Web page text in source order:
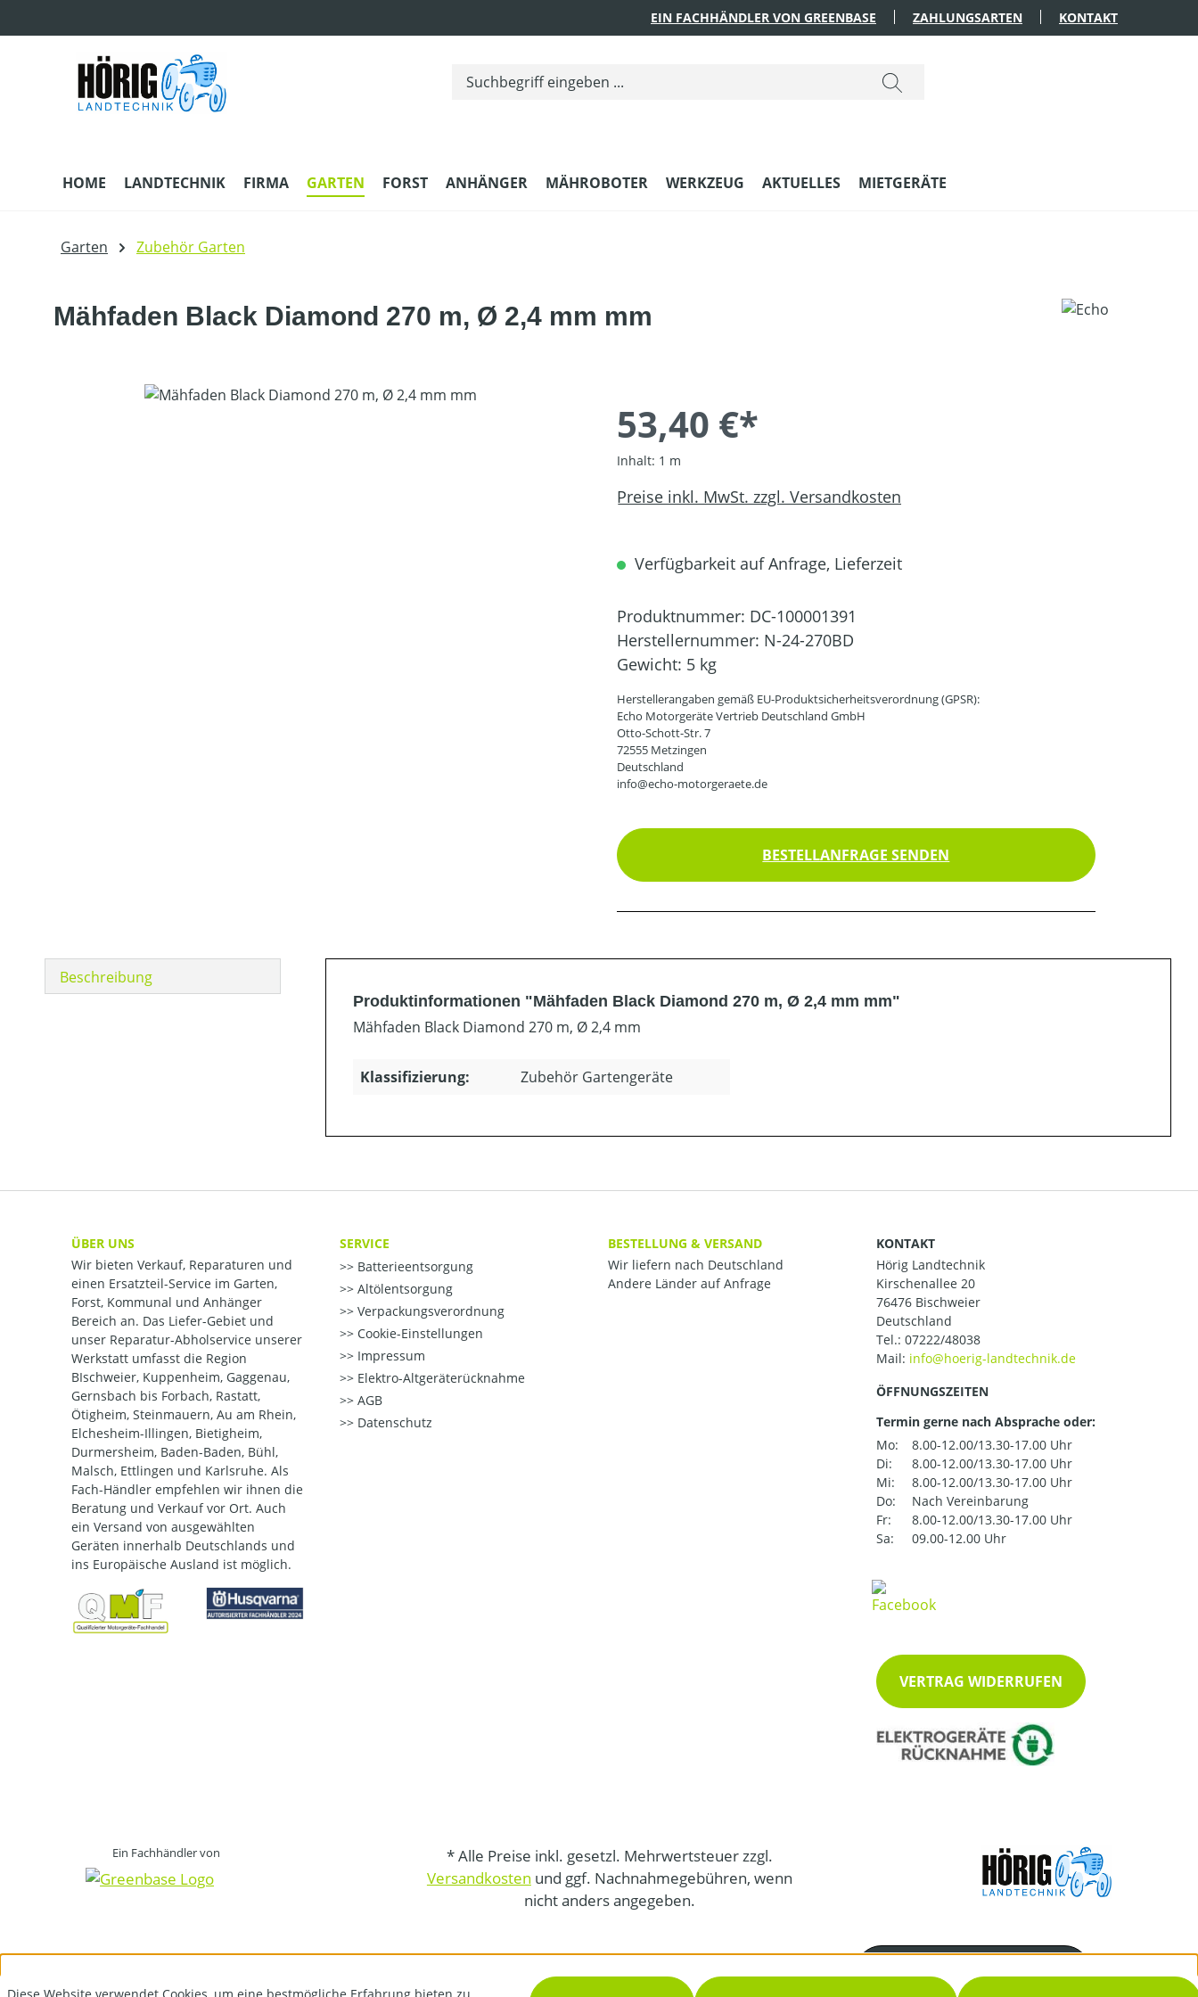
EIN FACHHÄNDLER VON GREENBASE ZAHLUNGSARTEN KONTAKT
HOME LANDTECHNIK FIRMA GARTEN FORST ANHÄNGER MÄHROBOTER WERKZEUG AKTUELLES MIETGERÄTE
Garten Zubehör Garten
Mähfaden Black Diamond 270 m, Ø 2,4 mm mm
Bildergalerie überspringen
53,40 €*
Inhalt: 1 m
Preise inkl. MwSt. zzgl. Versandkosten
Verfügbarkeit auf Anfrage, Lieferzeit
Produktnummer: DC-100001391
Herstellernummer: N-24-270BD
Gewicht: 5 kg
Herstellerangaben gemäß EU-Produktsicherheitsverordnung (GPSR):
Echo Motorgeräte Vertrieb Deutschland GmbH
Otto-Schott-Str. 7
72555 Metzingen
Deutschland
info@echo-motorgeraete.de
BESTELLANFRAGE SENDEN
Beschreibung
Produktinformationen "Mähfaden Black Diamond 270 m, Ø 2,4 mm mm"
Mähfaden Black Diamond 270 m, Ø 2,4 mm
Klassifizierung: Zubehör Gartengeräte
ÜBER UNS
Wir bieten Verkauf, Reparaturen und
einen Ersatzteil-Service im Garten,
Forst, Kommunal und Anhänger
Bereich an. Das Liefer-Gebiet und
unser Reparatur-Abholservice unserer
Werkstatt umfasst die Region
BIschweier, Kuppenheim, Gaggenau,
Gernsbach bis Forbach, Rastatt,
Ötigheim, Steinmauern, Au am Rhein,
Elchesheim-Illingen, Bietigheim,
Durmersheim, Baden-Baden, Bühl,
Malsch, Ettlingen und Karlsruhe. Als
Fach-Händler empfehlen wir ihnen die
Beratung und Verkauf vor Ort. Auch
ein Versand von ausgewählten
Geräten innerhalb Deutschlands und
ins Europäische Ausland ist möglich.
SERVICE
Batterieentsorgung
Altölentsorgung
Verpackungsverordnung
Cookie-Einstellungen
Impressum
Elektro-Altgeräterücknahme
AGB
Datenschutz
BESTELLUNG & VERSAND
Wir liefern nach Deutschland
Andere Länder auf Anfrage
KONTAKT
Hörig Landtechnik
Kirschenallee 20
76476 Bischweier
Deutschland
Tel.: 07222/48038
Mail:
ÖFFNUNGSZEITEN
Termin gerne nach Absprache oder:
Mo:
8.00-12.00/13.30-17.00 Uhr
Di:
8.00-12.00/13.30-17.00 Uhr
Mi:
8.00-12.00/13.30-17.00 Uhr
Do:
Nach Vereinbarung
Fr:
8.00-12.00/13.30-17.00 Uhr
Sa:
09.00-12.00 Uhr
VERTRAG WIDERRUFEN
Ein Fachhändler von
* Alle Preise inkl. gesetzl. Mehrwertsteuer zzgl.
Versandkosten und ggf. Nachnahmegebühren, wenn
nicht anders angegeben.
07222/48038